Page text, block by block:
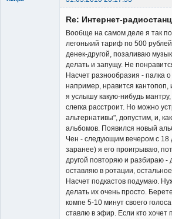
Re: Интернет-
Вообще на самом деле я так
легонький тариф по 500
денек-другой, позаливаю
делать и запущу. Не
Насчет разнообразия - палка
например, нравится
я услышу какую-нибудь
слегка расстроит. Но можно
альтернативы", допустим, и,
альбомов. Появился новый
Чен - следующим вечером с 18
заранее) я его проигрываю,
другой повторяю и разбираю -
оставляю в ротации,
Насчет подкастов подумаю.
делать их очень просто.
компе 5-10 минут своего
ставлю в эфир. Если кто хочет